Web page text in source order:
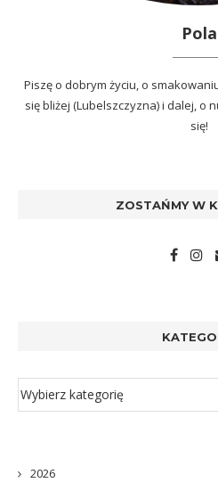
Pola
Piszę o dobrym życiu, o
się bliżej (Lubelszczyzna) i dalej, o
się!
ZOSTAŃMY W
2026